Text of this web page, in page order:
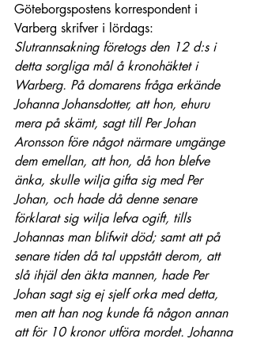
Göteborgspostens korrespondent i
Varberg skrifver i lördags:
Slutrannsakning företogs den 12 d:s i
detta sorgliga mål å kronohäktet i
Warberg. På domarens fråga erkände
Johanna Johansdotter, att hon, ehuru
mera på skämt, sagt till Per Johan
Aronsson före något närmare umgänge
dem emellan, att hon, då hon blefve
änka, skulle wilja gifta sig med Per
Johan, och hade då denne senare
förklarat sig wilja lefva ogift, tills
Johannas man blifwit död; samt att på
senare tiden då tal uppstått derom, att
slå ihjäl den äkta mannen, hade Per
Johan sagt sig ej sjelf orka med detta,
men att han nog kunde få någon annan
att för 10 kronor utföra mordet. Johanna